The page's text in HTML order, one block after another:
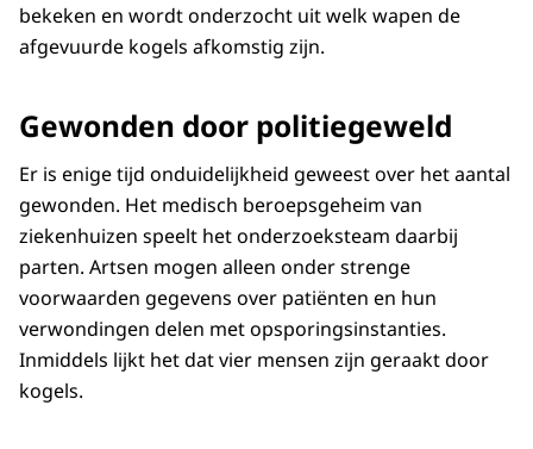
bekeken en wordt onderzocht uit welk wapen de
afgevuurde kogels afkomstig zijn.
Gewonden door politiegeweld
Er is enige tijd onduidelijkheid geweest over het aantal
gewonden. Het medisch beroepsgeheim van
ziekenhuizen speelt het onderzoeksteam daarbij
parten. Artsen mogen alleen onder strenge
voorwaarden gegevens over patiënten en hun
verwondingen delen met opsporingsinstanties.
Inmiddels lijkt het dat vier mensen zijn geraakt door
kogels.